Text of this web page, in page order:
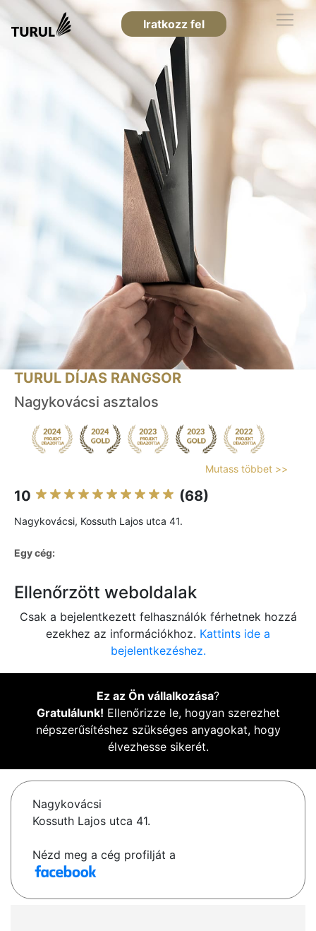
Iratkozz fel
TURUL DÍJAS RANGSOR
Nagykovácsi asztalos
Mutass többet >>
10 (68)
Nagykovácsi, Kossuth Lajos utca 41.
Egy cég:
Ellenőrzött weboldalak
Csak a bejelentkezett felhasználók férhetnek hozzá
ezekhez az információkhoz. Kattints ide a
bejelentkezéshez.
Ez az Ön vállalkozása?
Gratulálunk! Ellenőrizze le, hogyan szerezhet
népszerűsítéshez szükséges anyagokat, hogy
élvezhesse sikerét.
Nagykovácsi
Kossuth Lajos utca 41.
Nézd meg a cég profilját a